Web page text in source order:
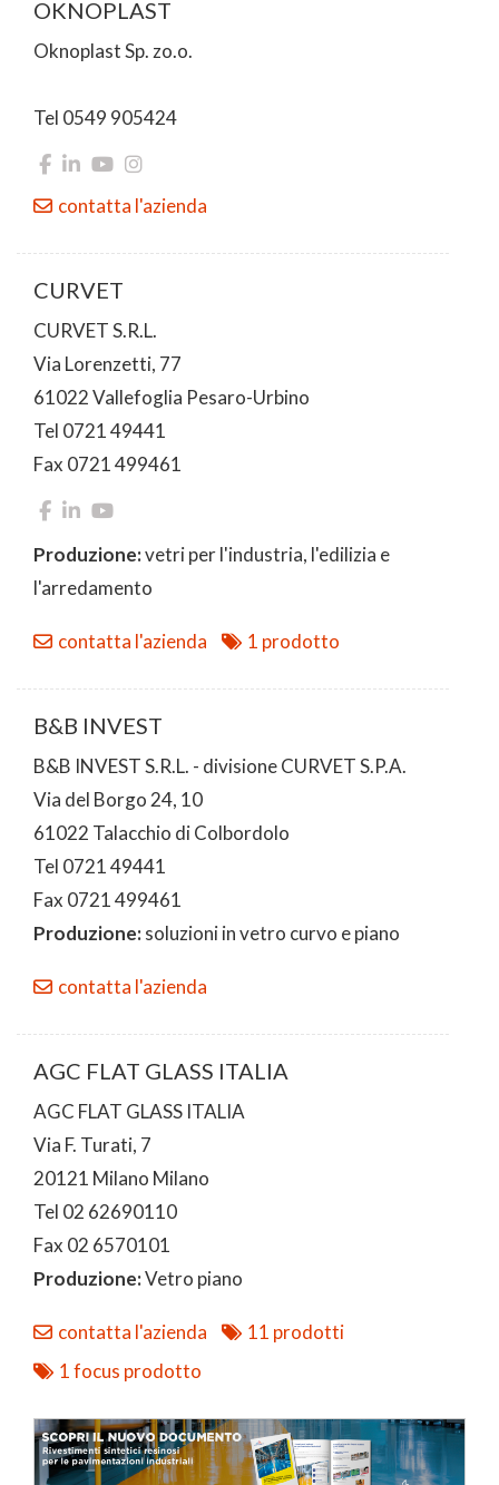
OKNOPLAST
Oknoplast Sp. zo.o.
Tel 0549 905424
contatta l'azienda
CURVET
CURVET S.R.L.
Via Lorenzetti, 77
61022 Vallefoglia Pesaro-Urbino
Tel 0721 49441
Fax 0721 499461
Produzione:vetri per l'industria, l'edilizia e
l'arredamento
contatta l'azienda 1 prodotto
B&B INVEST
B&B INVEST S.R.L. - divisione CURVET S.P.A.
Via del Borgo 24, 10
61022 Talacchio di Colbordolo
Tel 0721 49441
Fax 0721 499461
Produzione:soluzioni in vetro curvo e piano
contatta l'azienda
AGC FLAT GLASS ITALIA
AGC FLAT GLASS ITALIA
Via F. Turati, 7
20121 Milano Milano
Tel 02 62690110
Fax 02 6570101
Produzione:Vetro piano
contatta l'azienda
11 prodotti
1 focus prodotto